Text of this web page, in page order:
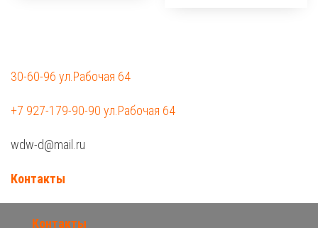
30-60-96 ул.Рабочая 64
+7 927-179-90-90 ул.Рабочая 64
wdw-d@mail.ru
Контакты
Контакты